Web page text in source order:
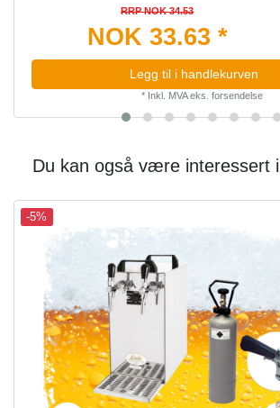
RRP NOK 34.53
NOK 33.63 *
Legg til i handlekurven
* Inkl. MVAeks. forsendelse
Du kan også være interessert
-5%